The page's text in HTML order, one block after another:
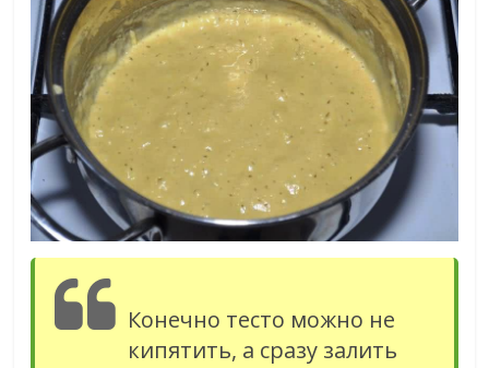
Конечно тесто можно не
кипятить, а сразу залить